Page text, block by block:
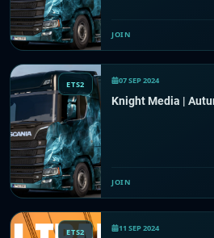
JOIN
ETS2 07 SEP 2024
Knight Media |
JOIN
ETS2 11 SEP 2024